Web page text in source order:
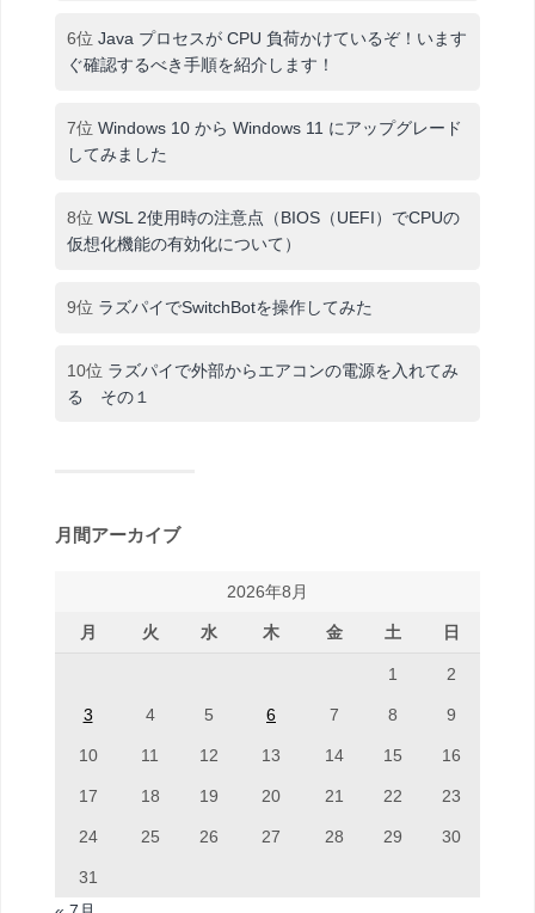
6位 Java プロセスが CPU 負荷かけているぞ！います
ぐ確認するべき手順を紹介します！
7位 Windows 10 から Windows 11 にアップグレード
してみました
8位 WSL 2使用時の注意点（BIOS（UEFI）でCPUの
仮想化機能の有効化について）
9位 ラズパイでSwitchBotを操作してみた
10位 ラズパイで外部からエアコンの電源を入れてみ
る その１
月間アーカイブ
2026年8月
月 火 水 木 金 土 日
1 2
3 4 5 6 7 8 9
10 11 12 13 14 15 16
17 18 19 20 21 22 23
24 25 26 27 28 29 30
31